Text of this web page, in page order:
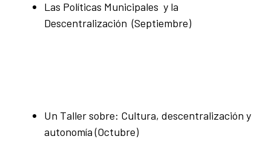
Las Políticas Municipales y la
Descentralización (Septiembre)
Un Taller sobre: Cultura, descentralización y
autonomía (Octubre)